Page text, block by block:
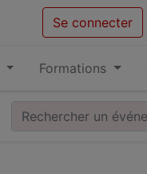
Se connecter
Formations